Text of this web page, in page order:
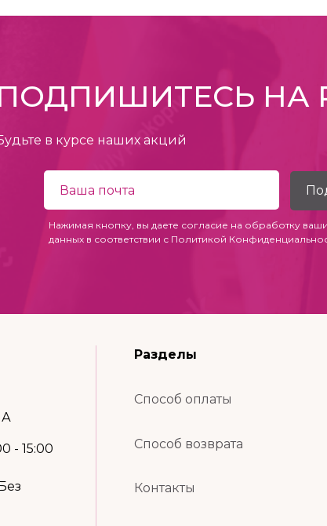
НА
в курсе наших акций
Нажимая кнопку, вы даете согласие на обработку
данных в соответствии с Политикой
А
- 15:00
Разделы
Способ оплаты
Способ возврата
Контакты